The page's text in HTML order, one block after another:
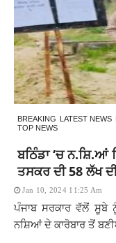
BREAKING LATEST NEWS
TOP NEWS
ਬਠਿੰਡਾ ‘ਚ ਨ.ਸ਼ਿ.ਆਂ
ਤਸਕਰ ਦੀ 58 ਲੱਖ
Jan 10, 2024 11:25 Am
ਪੰਜਾਬ ਸਰਕਾਰ ਵੱਲੋਂ ਸੂਬੇ
ਨਸ਼ਿਆਂ ਦੇ ਕਾਰੋਬਾਰ ਤੋਂ